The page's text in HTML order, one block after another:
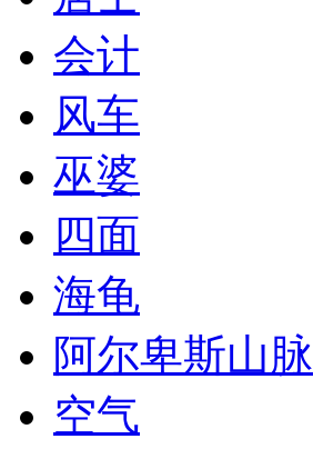
会计
风车
巫婆
四面
海龟
阿尔卑斯山脉
空气